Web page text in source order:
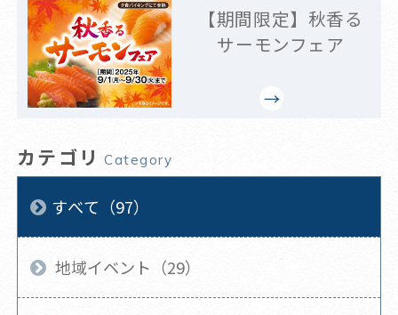
【期間限定】秋香る
サーモンフェア
カテゴリ Category
すべて（97）
地域イベント（29）